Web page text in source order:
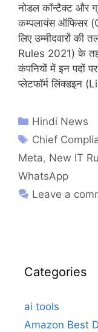
नोडल कॉन्टैक्ट और
कम्पलायंस ऑफिसर
लिए उम्मीदवारों
Rules 2021) के
कंपनियों में इन पदों
प्लेटफॉर्म लिंक्डइन
Hindi News
Chief
Meta, New IT
WhatsApp
Leave a
Categories
ai tools
Amazon Best